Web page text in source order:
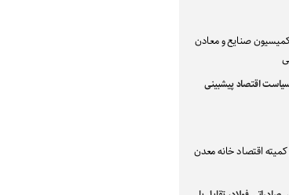
صنایع و معادن
اقتصاد پیشبینی
اقتصاد خانه معدن